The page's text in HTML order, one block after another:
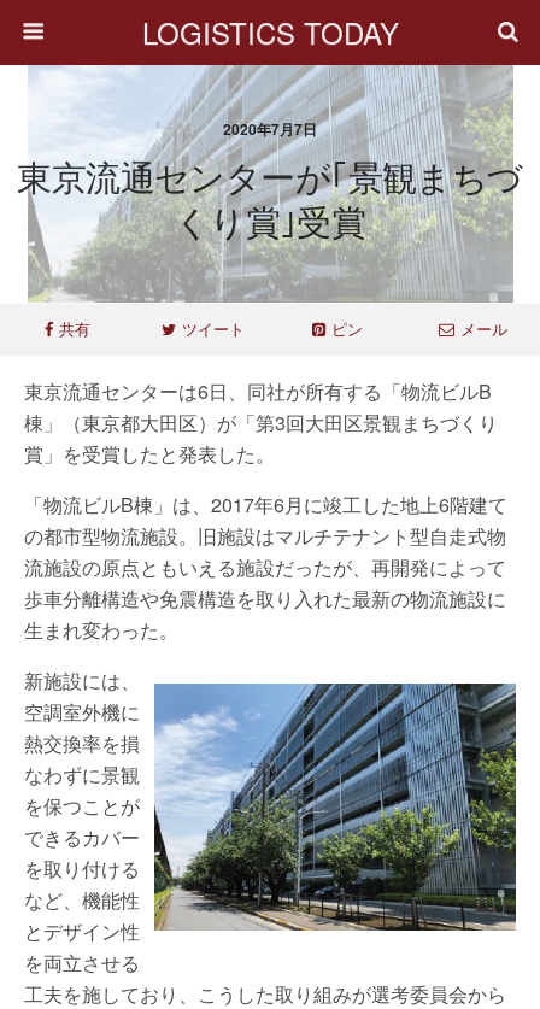
LOGISTICS TODAY
2020年7月7日
東京流通センターが｢景観まちづ
くり賞｣受賞
共有 ツイート ピン メール
東京流通センターは6日、同社が所有する「物流ビルB
棟」（東京都大田区）が「第3回大田区景観まちづくり
賞」を受賞したと発表した。
「物流ビルB棟」は、2017年6月に竣工した地上6階建て
の都市型物流施設。旧施設はマルチテナント型自走式物
流施設の原点ともいえる施設だったが、再開発によって
歩車分離構造や免震構造を取り入れた最新の物流施設に
生まれ変わった。
新施設には、
空調室外機に
熱交換率を損
なわずに景観
を保つことが
できるカバー
を取り付ける
など、機能性
とデザイン性
を両立させる
工夫を施しており、こうした取り組みが選考委員会から